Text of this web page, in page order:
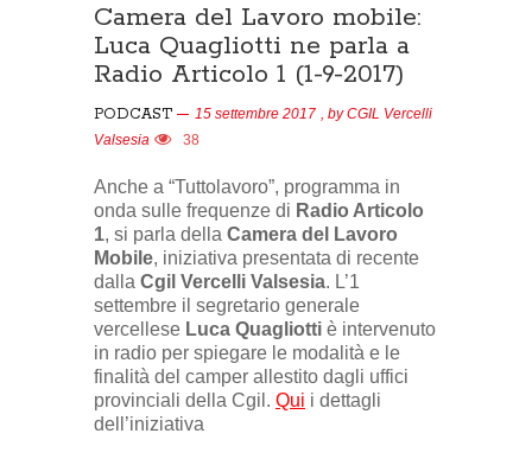
Camera del Lavoro mobile:
Luca Quagliotti ne parla a
Radio Articolo 1 (1-9-2017)
PODCAST 15 settembre 2017 , byCGIL Vercelli
Valsesia
38
Anche a “Tuttolavoro”, programma in
onda sulle frequenze di Radio Articolo
1, si parla della Camera del Lavoro
Mobile, iniziativa presentata di recente
dalla Cgil Vercelli Valsesia. L’1
settembre il segretario generale
vercellese Luca Quagliotti è intervenuto
in radio per spiegare le modalità e le
finalità del camper allestito dagli uffici
provinciali della Cgil. Qui i dettagli
dell’iniziativa